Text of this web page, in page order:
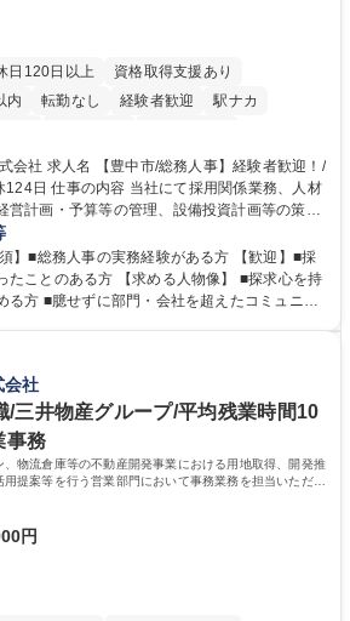
日120日以上
資格取得支援あり
内
転勤なし 経験者歓迎
駅ナカ
昼食補助あり 食事補助あり
験者歓迎！/
関係業務、人材
営計画・予算等の管理、設備投資計画等の策
の運営等、経営の根幹となる幅広い総務人事業
用関係業務および
推進 ■中期経営計画および予算等の管理 ■設備
要会議の運営 ■その他総務人事業務全般 【入
阪神HDグループ/年休124日
】■総務人事の実務経験がある方 【歓迎】■採
める人物像】 ■探求心を持
る方 ■臆せずに部門・会社を超えたコミュニケ
体性を持って能動的に業務を推進できる方 学
高専 短大 専修学校 高校 語学力： 資格：
会社
/三井物産グループ/平均残業時間10
事務
物流倉庫等の不動産開発事業における用地取得、開発推
提案等を行う営業部門において事務業務を担当いただき
円